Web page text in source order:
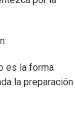
es la forma
la preparación